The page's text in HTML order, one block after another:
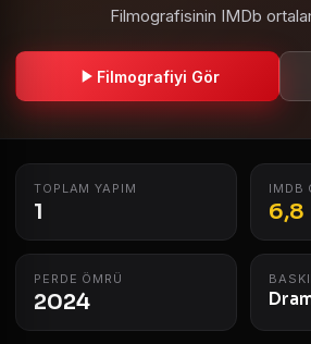
Filmografisinin IMDb
Filmografiyi Gör
TOPLAM YAPIM
1
IMDB
6,8
PERDE ÖMRÜ
2024